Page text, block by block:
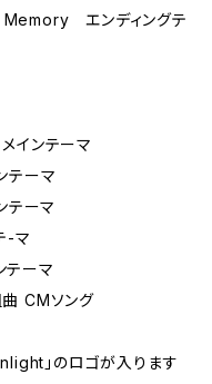
エンディングテ
インテーマ
テーマ
テーマ
-マ
テーマ
CMソング
」のロゴが入ります